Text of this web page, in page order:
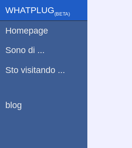
WHATPLUG(ΒETA)
Homepage
Sono di ...
Sto visitando ...
blog